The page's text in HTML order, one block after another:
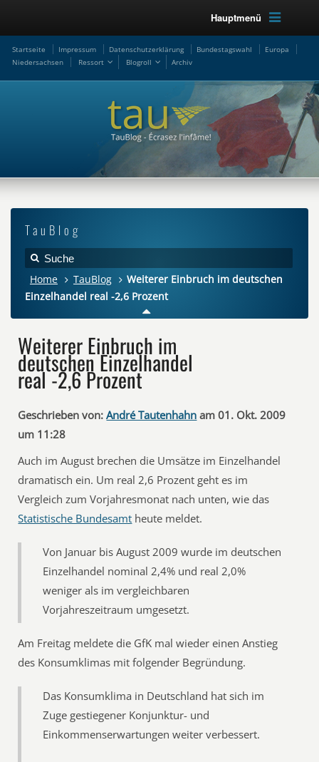
Hauptmenü
Startseite Impressum Datenschutzerklärung Bundestagswahl
Europa
Niedersachsen
Ressort Blogroll Archiv
TauBlog
Home TauBlog
Weiterer Einbruch im deutschen
Einzelhandel real -2,6 Prozent
Weiterer Einbruch im
deutschen Einzelhandel
real -2,6 Prozent
Geschrieben von: André Tautenhahn am 01. Okt. 2009
um 11:28
Auch im August brechen die Umsätze im Einzelhandel
dramatisch ein. Um real 2,6 Prozent geht es im
Vergleich zum Vorjahresmonat nach unten, wie das
Statistische Bundesamt heute meldet.
Von Januar bis August 2009 wurde im deutschen
Einzelhandel nominal 2,4% und real 2,0%
weniger als im vergleichbaren
Vorjahreszeitraum umgesetzt.
Am Freitag meldete die GfK mal wieder einen Anstieg
des Konsumklimas mit folgender Begründung.
Das Konsumklima in Deutschland hat sich im
Zuge gestiegener Konjunktur- und
Einkommenserwartungen weiter verbessert.